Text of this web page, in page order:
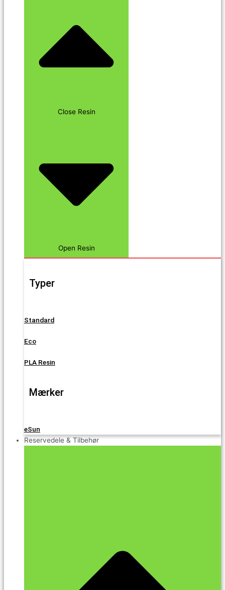
Close Resin
Open Resin
Typer
Standard
Eco
PLA Resin
Mærker
eSun
Reservedele & Tilbehør